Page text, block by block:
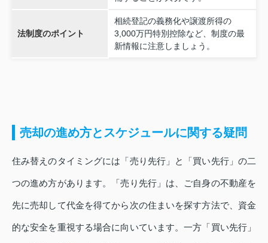
法制度のポイント
相続登記の義務化や譲渡所得の
3,000万円特別控除など、制度の最
新情報に注意しましょう。
売却の進め方とスケジュールに関する疑問
住み替えのタイミングには「売り先行」と「買い先行」の二
つの進め方があります。「売り先行」は、ご自身の不動産を
先に売却して代金を得てから次の住まいを探す方法で、資金
的な安全を重視する場合に向いています。一方「買い先行」